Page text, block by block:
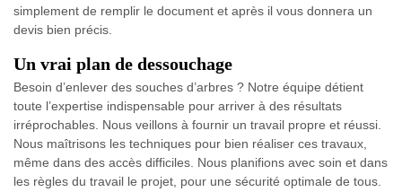
simplement de remplir le document et après il vous donnera un
devis bien précis.
Un vrai plan de dessouchage
Besoin d’enlever des souches d’arbres ? Notre équipe détient
toute l’expertise indispensable pour arriver à des résultats
irréprochables. Nous veillons à fournir un travail propre et réussi.
Nous maîtrisons les techniques pour bien réaliser ces travaux,
même dans des accès difficiles. Nous planifions avec soin et dans
les règles du travail le projet, pour une sécurité optimale de tous.